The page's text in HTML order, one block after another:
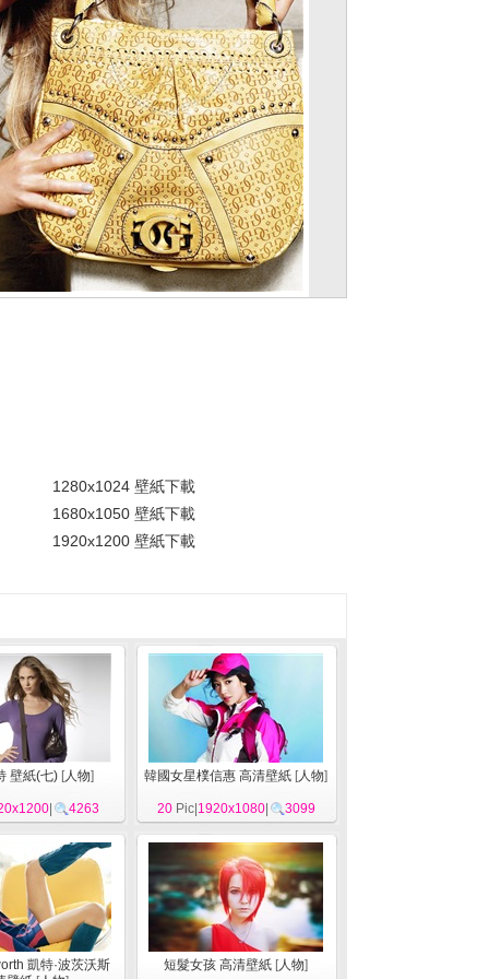
1280x1024 壁紙下載
1680x1050 壁紙下載
1920x1200 壁紙下載
壁紙(七) [人物]
4263
韓國女星樸信惠 高清壁紙 [人物]
20Pic| 1920x1080| 3099
凱特·波茨沃斯
短髮女孩 高清壁紙 [人物]